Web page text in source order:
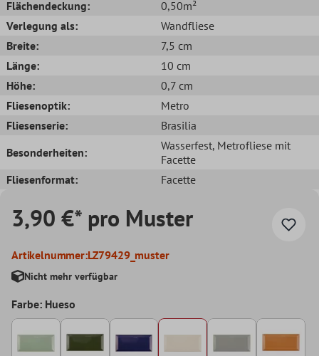
Flächendeckung:
0,50m²
Verlegung als:
Wandfliese
Breite:
7,5 cm
Länge:
10 cm
Höhe:
0,7 cm
Fliesenoptik:
Metro
Fliesenserie:
Brasilia
Besonderheiten:
Wasserfest, Metrofliese mit
Facette
Fliesenformat:
Facette
3,90 €* pro Muster
Artikelnummer:LZ79429_muster
Nicht mehr verfügbar
Farbe: Hueso